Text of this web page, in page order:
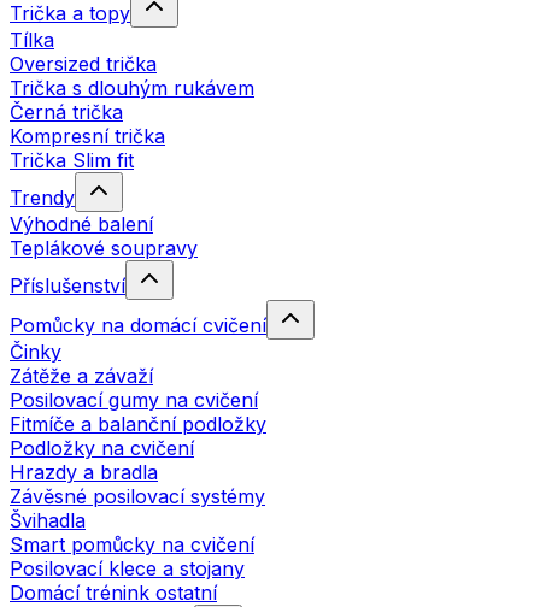
Trička a topy
Tílka
Oversized trička
Trička s dlouhým rukávem
Černá trička
Kompresní trička
Trička Slim fit
Trendy
Výhodné balení
Teplákové soupravy
Příslušenství
Pomůcky na domácí cvičení
Činky
Zátěže a závaží
Posilovací gumy na cvičení
Fitmíče a balanční podložky
Podložky na cvičení
Hrazdy a bradla
Závěsné posilovací systémy
Švihadla
Smart pomůcky na cvičení
Posilovací klece a stojany
Domácí trénink ostatní